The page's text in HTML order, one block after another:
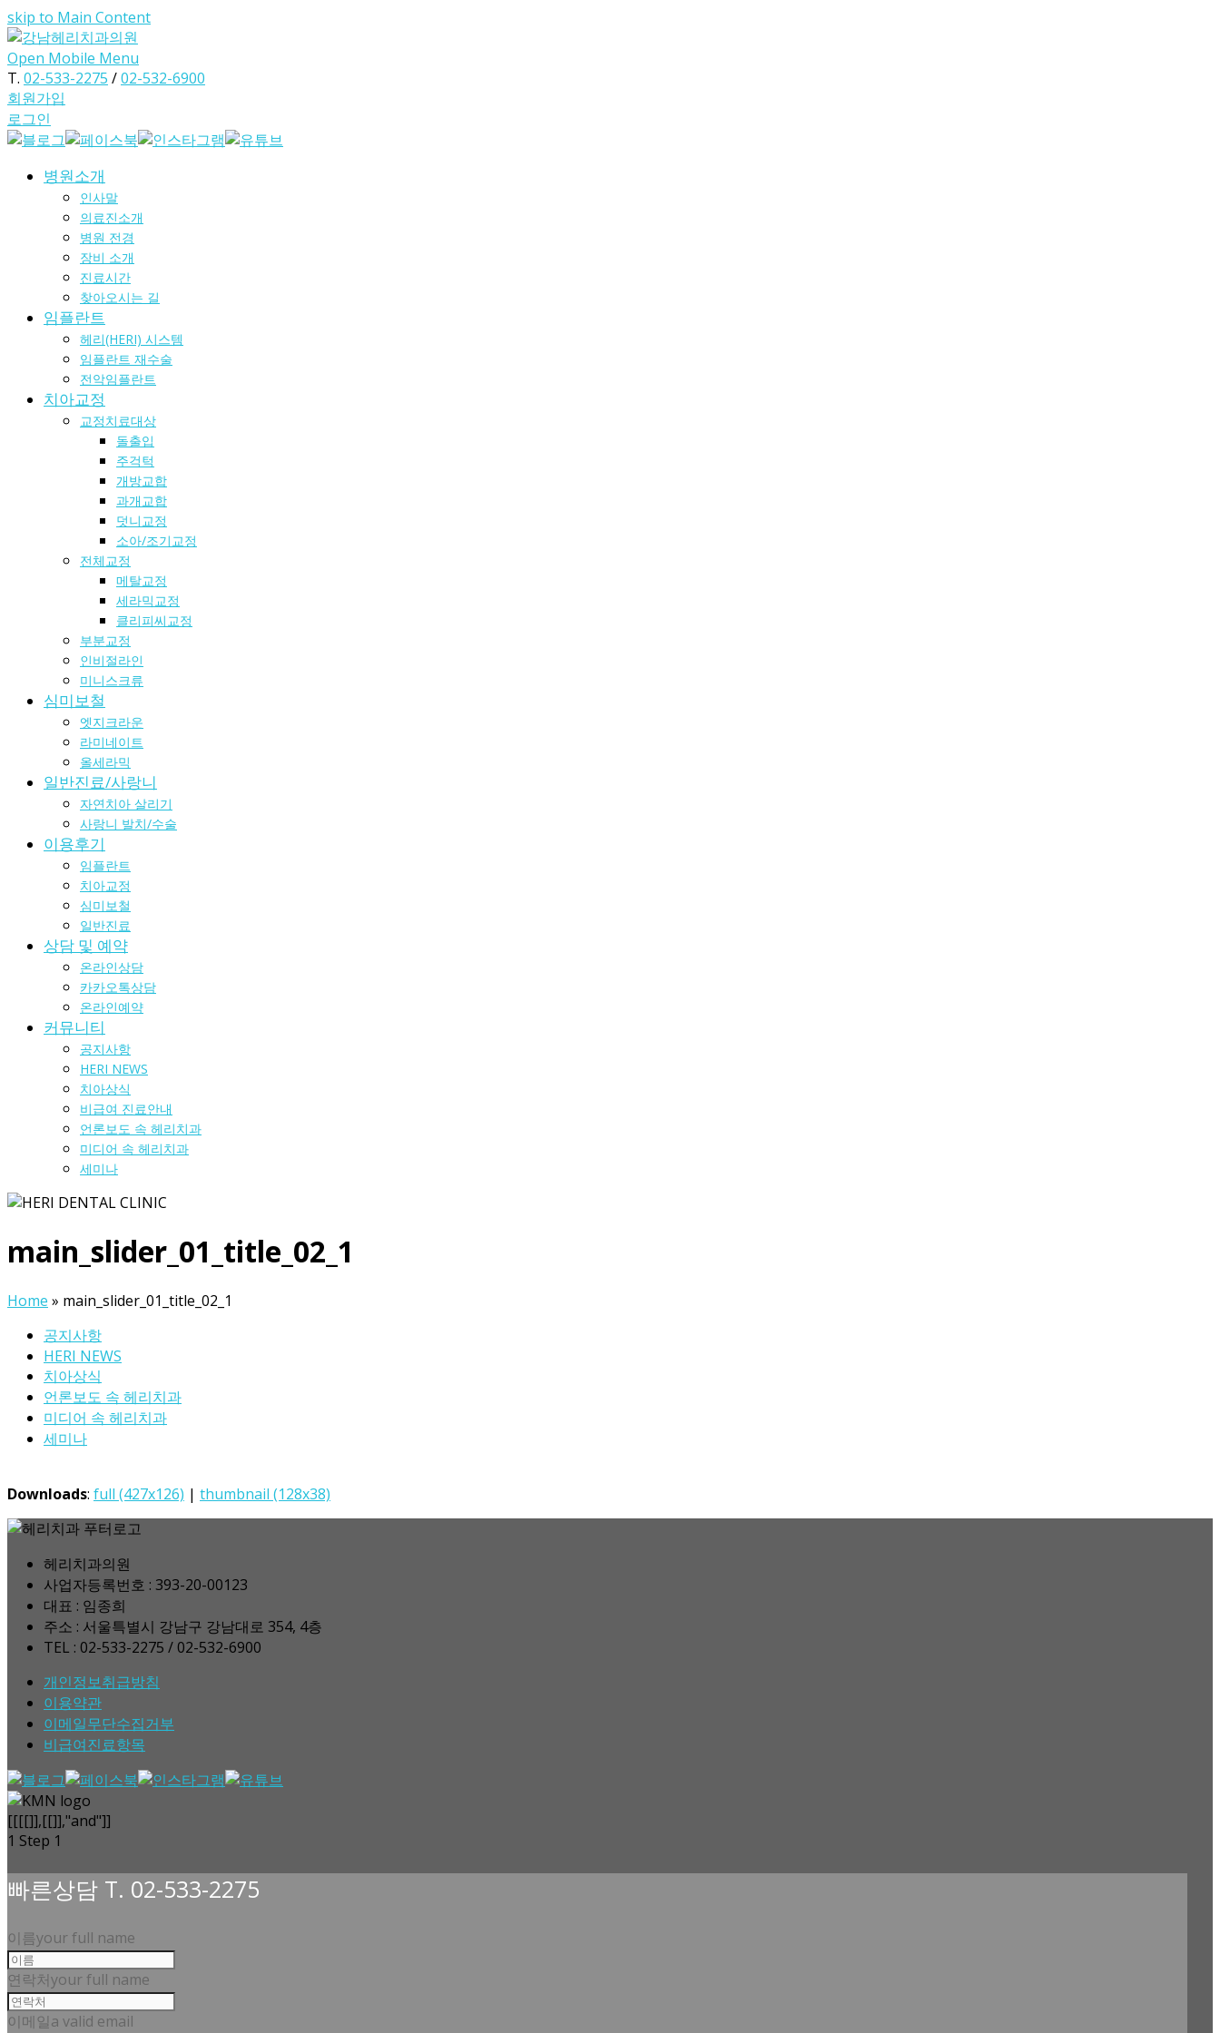
skip to Main Content
Open Mobile Menu
T. 02-533-2275 /02-532-6900
회원가입
로그인
병원소개
인사말
의료진소개
병원 전경
장비 소개
진료시간
찾아오시는 길
임플란트
헤리(HERI) 시스템
임플란트 재수술
전악임플란트
치아교정
교정치료대상
돌출입
주걱턱
개방교합
과개교합
덧니교정
소아/조기교정
전체교정
메탈교정
세라믹교정
클리피씨교정
부분교정
인비절라인
미니스크류
심미보철
엣지크라운
라미네이트
올세라믹
일반진료/사랑니
자연치아 살리기
사랑니 발치/수술
이용후기
임플란트
치아교정
심미보철
일반진료
상담 및 예약
온라인상담
카카오톡상담
온라인예약
커뮤니티
공지사항
HERI NEWS
치아상식
비급여 진료안내
언론보도 속 헤리치과
미디어 속 헤리치과
세미나
main_slider_01_title_02_1
Home » main_slider_01_title_02_1
공지사항
HERI NEWS
치아상식
언론보도 속 헤리치과
미디어 속 헤리치과
세미나
Downloads: full (427x126) | thumbnail (128x38)
헤리치과의원
사업자등록번호 : 393-20-00123
대표 : 임종희
주소 : 서울특별시 강남구 강남대로 354, 4층
TEL : 02-533-2275 / 02-532-6900
개인정보취급방침
이용약관
이메일무단수집거부
비급여진료항목
[[[[]],[[]],"and"]]
1 Step 1
빠른상담 T. 02-533-2275
이름your full name
연락처your full name
이메일a valid email